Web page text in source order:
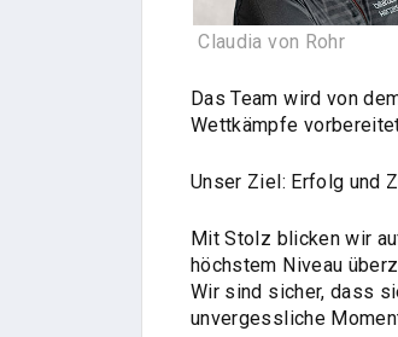
Claudia von Rohr
Das Team wird von
Wettkämpfe
Unser Ziel: Erfolg und
Mit Stolz blicken wir
höchstem Niveau
Wir sind sicher, dass
unvergessliche